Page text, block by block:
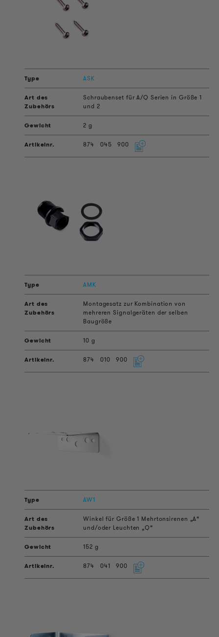
ASK
Schraubenset für A/Q Serien in Größe 1
und 2
2 g
874 045 900
AMK
Montagesatz zur Kombination von
mehreren Signalgeräten der selben
Baugröße
10 g
874 010 900
AW1
Winkel für Größe 1 Mehrtonsirenen „A“
und/oder Leuchten „Q“
152 g
874 041 900